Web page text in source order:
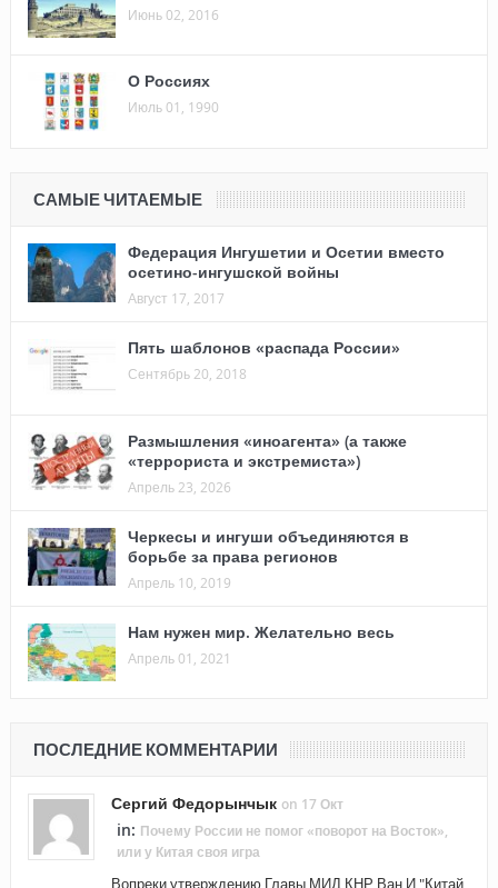
Июнь 02, 2016
О Россиях
Июль 01, 1990
САМЫЕ ЧИТАЕМЫЕ
Федерация Ингушетии и Осетии вместо
осетино-ингушской войны
Август 17, 2017
Пять шаблонов «распада России»
Сентябрь 20, 2018
Размышления «иноагента» (а также
«террориста и экстремиста»)
Апрель 23, 2026
Черкесы и ингуши объединяются в
борьбе за права регионов
Апрель 10, 2019
Нам нужен мир. Желательно весь
Апрель 01, 2021
ПОСЛЕДНИЕ КОММЕНТАРИИ
Сергий Федорынчык on 17 Окт
in: Почему России не помог «поворот на Восток»,
или у Китая своя игра